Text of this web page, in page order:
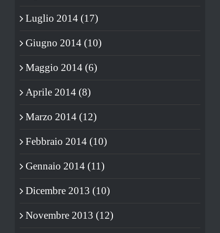
Luglio 2014 (17)
Giugno 2014 (10)
Maggio 2014 (6)
Aprile 2014 (8)
Marzo 2014 (12)
Febbraio 2014 (10)
Gennaio 2014 (11)
Dicembre 2013 (10)
Novembre 2013 (12)